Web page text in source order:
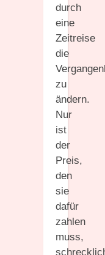
durch
eine
Zeitreise
die
zu
ändern.
Nur
ist
der
Preis,
den
sie
dafür
zahlen
muss,